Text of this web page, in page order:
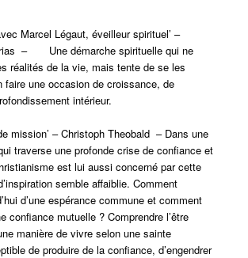
Marcel Légaut, éveilleur spirituel’ –
– Une démarche spirituelle qui ne
réalités de la vie, mais tente de se les
faire une occasion de croissance, de
intérieur.
mission’ – Christoph Theobald – Dans une
traverse une profonde crise de confiance et
est lui aussi concerné par cette
semble affaiblie. Comment
d’une espérance commune et comment
confiance mutuelle ? Comprendre l’être
manière de vivre selon une sainte
de produire de la confiance, d’engendrer